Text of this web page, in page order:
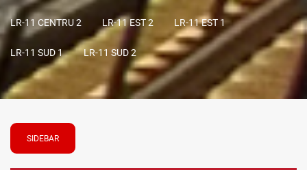
LR-11 CENTRU 2 LR-11 EST 2 LR-11 EST 1
LR-11 SUD 1 LR-11 SUD 2
SIDEBAR